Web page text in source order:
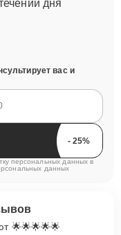
дня
вас и
персональных данных в
данных
🌟🌟🌟🌟🌟